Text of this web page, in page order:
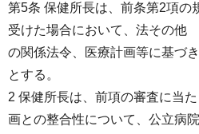
第5条 保健所長は、前条第2項の
受けた場合において、法その他
の関係法令、医療計画等に基づ
とする。
2 保健所長は、前項の審査に当
画との整合性について、公立病院